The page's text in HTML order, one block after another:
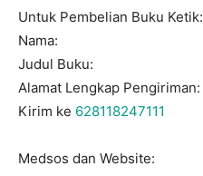
Untuk Pembelian Buku Ketik:
Nama:
Judul Buku:
Alamat Lengkap Pengiriman:
Kirim ke 628118247111
Medsos dan Website: